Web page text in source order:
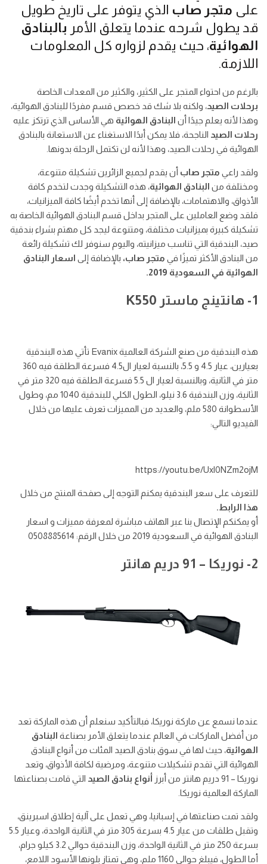
على متجر صاب الذي يتوفر على تاريخ طويل
قد يطول شرحه عندما يتعلق الأمر بالبنادق
الهوائية، حيث يقدم لزواره كل المعلومات
اللازمة.
بالرغم من احتواء المتجر على الكثير، والكثير من المعدات الخاصة
برحلات الصيد، ولكنه بلا شك قد خصص قسم مفردًا للبنادق الهوائية،
وهذا لأنه يعلم جيدًا أن البنادق الهوائية هي الأساس الذي ترتكز عليه
رحلات الصيد الناجحة، فلا يمكن أبدًا الاستغناء عن الاستعانة بالبنادق
الهوائية في رحلات الصيد، وهذا لأنه لن تكتمل الرحلة بدونها.
ولقد راعي متجر صاب أن يقدم لجميع الزائرين تشكيلة متنوعة،
ومختلفة من البنادق الهوائية، هذه التشكيلة وجدت لتخدم كافة
الأذواق، والاهتمامات، بالإضافة إلى أنها تخدم أيضًا كافة الميزانيات،
فلقد وضع العاملين على المتجر بداخل قسم البنادق الهوائية الخاصة به
تشكيلة كبيرة بميزانيات مختلفة، ومتنوعة ليجد كل مهتم بشراء بندقية
صيد، البندقية التي تناسب ميزانيته، واليوم سنوفر لك تشكيلة رائعة
من البنادق الأكثر تميزًا في متجر صاب، بالإضافة إلى اسعار البنادق
الهوائية في السعودية 2019.
1- هانتينج ماستر K550
هذه البندقية من صنع الشركة العالميةEvanix تأتي هذه البندقية
بعيارين، عيار 4.5 و 5.5، بالنسبة لعيار ال4.5 فسرعة الطلقة فيه 360
متر في الثانية، وبالنسبة لعيار ال 5.5 فسرعة الطلقة فيه 320 متر في
الثانية، وزن البندقية 3.6 نيلو، الطول الكلي للبندقية 1040 مم، وطول
الأسطوانة 580 ملم، والعديد من المميزات تعرف عليها من خلال
الفيديو التالي:
https://youtu.be/Uxl0NZm2ojM
للتعرف على سعر البندقية يمكنم التوجه إلى صفحة المنتج من خلال
هذا الرابط.
أو يمكنكم الإتصال بنا عبر الهاتف مباشرة لمعرفة مميزات و اسعار
البنادق الهوائية في السعودية 2019 من خلال الرقم: 0508885614
2- نوريكا – 91 دريم هانتر
عندما نسمع عن ماركة نوريكا، فبالتأكيد سنعلم أن هذه الماركة تعد
من أفضل الماركات في العالم عندما يتعلق الأمر بصناعة البنادق
الهوائية، حيث لها في سوق بنادق الصيد المئات من أنواع البنادق
الهوائية التي تقدم تشكيلات متنوعة، ومرضية لكافة الأذواق، وتعد
نوريكا – 91 دريم هانتر من أبرز
أنواع بنادق الصيد التي قامت بصناعتها
الماركة العالمية نوريكا.
ولقد تمت صناعتها في إسبانيا، وهي تعمل على آلية إطلاق اسبرينق،
وتقبل طلقات من عيار 4.5 بسرعة 305 متر في الثانية الواحدة، وعيار 5.5
بسرعة 250 متر في الثانية الواحدة، وزن البندقية حوالي 3.2 كيلو جرام،
أما الطول، فيبلغ حوالي 1160 ملم، وهي تمتاز بلونها الأسود اللامع،